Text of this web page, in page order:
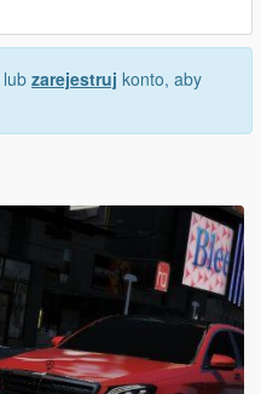
lub zarejestruj konto, aby